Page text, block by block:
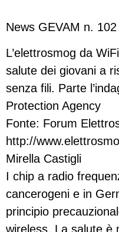
News GEVAM n.
L’elettrosmog da
salute dei giovani a
senza fili. Parte
Protection Agency
Fonte: Forum
http://
Mirella Castigli
I chip a radio
cancerogeni e in
principio
wireless. La salute è